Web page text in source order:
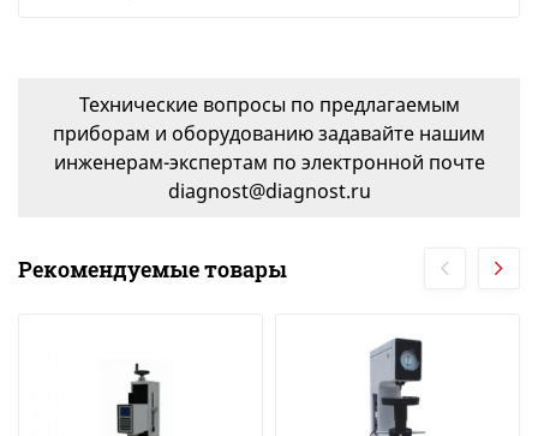
Технические вопросы по предлагаемым
приборам и оборудованию задавайте нашим
инженерам-экспертам по электронной почте
diagnost@diagnost.ru
Рекомендуемые товары